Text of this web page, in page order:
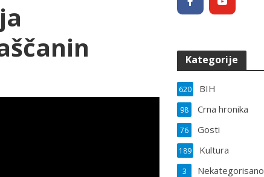
Kategorije
BIH
620
Crna hronika
98
Gosti
76
Kultura
189
Nekategorisano
3